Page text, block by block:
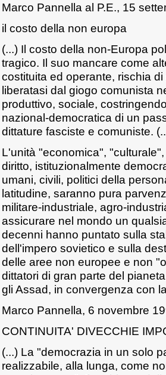
Marco Pannella al P.E., 15
il costo della non europa
(...) Il costo della non-Europa
tragico. Il suo mancare come
costituita ed operante, rischia
liberatasi dal giogo comunista
produttivo, sociale,
nazional-democratica di un
dittature fasciste e comuniste.
L'unità "economica",
diritto, istituzionalmente
umani, civili, politici della
latitudine, saranno pura
militare-industriale, agro-
assicurare nel mondo un
decenni hanno puntato sulla
dell'impero sovietico e sulla
delle aree non europee e non
dittatori di gran parte del
gli Assad, in convergenza con
Marco Pannella, 6 novembre
CONTINUITA' DIVECCHIE
(...) La "democrazia in un solo
realizzabile, alla lunga, come